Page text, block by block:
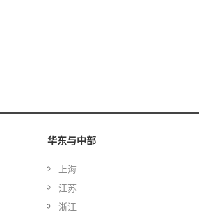
华东与中部
上海
江苏
浙江